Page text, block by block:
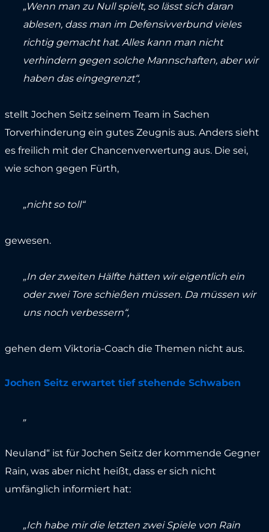
„Wenn man zu Null spielt, so lässt sich daran
ablesen, dass man im Defensivverbund vieles
richtig gemacht hat. Alles kann man nicht
verhindern gegen solche Mannschaften, aber wir
haben das eingegrenzt“,
stellt Jochen Seitz seinem Team in Sachen
Torverhinderung ein gutes Zeugnis aus. Anders sieht
es freilich mit der Chancenverwertung aus. Die sei,
wie schon gegen Fürth,
„nicht so toll“
gewesen.
„In der zweiten Hälfte hätten wir eigentlich ein
oder zwei Tore schießen müssen. Da müssen wir
uns noch verbessern“,
gehen dem Viktoria-Coach die Themen nicht aus.
Jochen Seitz erwartet tief stehende Schwaben
„
Neuland“ ist für Jochen Seitz der kommende Gegner
Rain, was aber nicht heißt, dass er sich nicht
umfänglich informiert hat:
„Ich habe mir die letzten zwei Spiele von Rain